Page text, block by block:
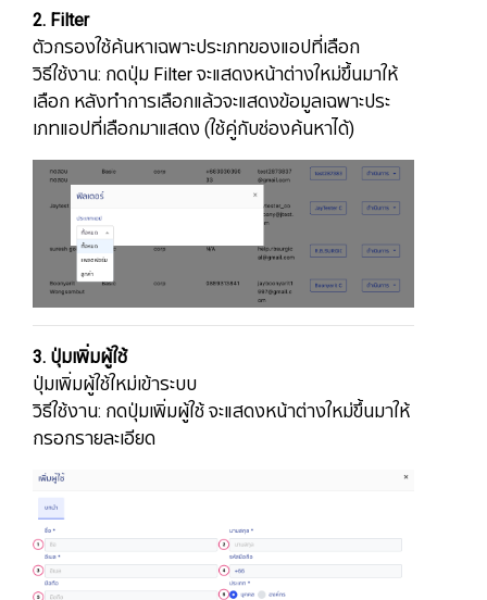
2. Filter
ตัวกรองใช้ค้นหาเฉพาะประเภทของแอปที่เลือก
วิธีใช้งาน: กดปุ่ม Filter จะแสดงหน้าต่างใหม่ขึ้นมาให้
เลือก หลังทำการเลือกแล้วจะแสดงข้อมูลเฉพาะประ
เภทแอปที่เลือกมาแสดง (ใช้คู่กับช่องค้นหาได้)
3. ปุ่มเพิ่มผู้ใช้
ปุ่มเพิ่มผู้ใช้ใหม่เข้าระบบ
วิธีใช้งาน: กดปุ่มเพิ่มผู้ใช้ จะแสดงหน้าต่างใหม่ขึ้นมาให้
กรอกรายละเอียด